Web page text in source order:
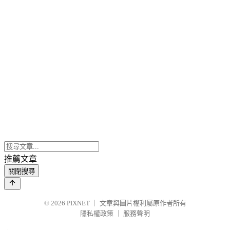
推薦文章
關閉搜尋
© 2026 PIXNET
文章與圖片權利屬原作者所有
隱私權政策
服務聲明